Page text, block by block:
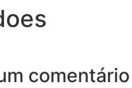
comentário